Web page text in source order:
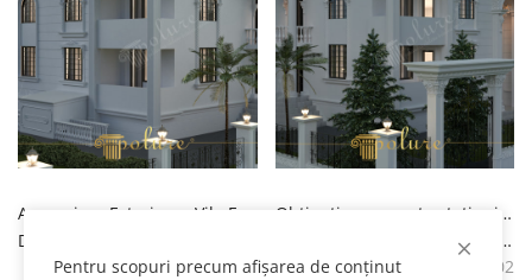
303
Obțineți un aspect estetic și modern cu designul exterior al vilei
Obțineți un aspect estetic și modern cu designul exterior al vilei. Exteriorul casei dvs. creează prima impresie care vă întâmpină pe dvs. și pe oaspeții dvs. De aceea, designul exteriorului dvs. este important. Pentru a obține un aspect estetic și modern, designul exterior al vilei joacă un rol important. rol important.Echipa noastra profesionista de design infrumuseteaza exteriorul vilei.si va ofera o varietate de optiuni de design si decor pentru a evidentia caracteristicile arhitecturale existente.Oferim solutii personalizate, tinand cont de preferintele si stilul dumneavoastra.Folosim materiale, culori si texturi diferite. pentru a realiza un aspect estetic si modern.Folosim diverse materiale precum sticla,lemnul si metalul in designul exterior al vilei pentru a crea un aspect contemporan.Putem crea un stil.In acelasi timp, putem oferi un aspect rustic sau clasic cu materiale precum piatra naturală sau cărămidă. Elemente precum iluminatul, amenajările plantelor și detaliile sunt de asemenea importante în designul exterior al vilei. Iluminatul bine planificat face ca exteriorul vilei să arate impresionant zi și noapte. Amenajările cu plante adaugă o notă naturală și adaugă mediului înconjurător .Creeaza un aspect armonios.Designul exterior al vilei este o ocazie de neratat pentru cei care doresc sa obtina un aspect estetic si modern.Puteti transforma designul exterior al vilei de vis in realitate contactand echipa noastra profesionista de proiectare.Cu exteriorul vilei. design, care ofera calitate si durabilitate alaturi de estetica si modernitate, iti poti face casa vizibila din exterior. poti sa o faci receptiva
302
Pentru scopuri precum afișarea de conținut